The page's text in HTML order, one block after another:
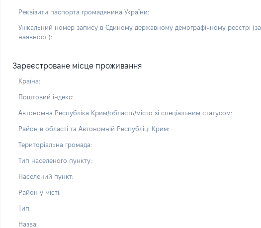
Реквізити паспорта громадянина України:
Унікальний номер запису в Єдиному державному демографічному реєстрі (за
наявності):
Зареєстроване місце проживання
Країна:
Поштовий індекс:
Автономна Республіка Крим/область/місто зі спеціальним статусом:
Район в області та Автономній Республіці Крим:
Територіальна громада:
Тип населеного пункту:
Населений пункт:
Район у місті:
Тип:
Назва: